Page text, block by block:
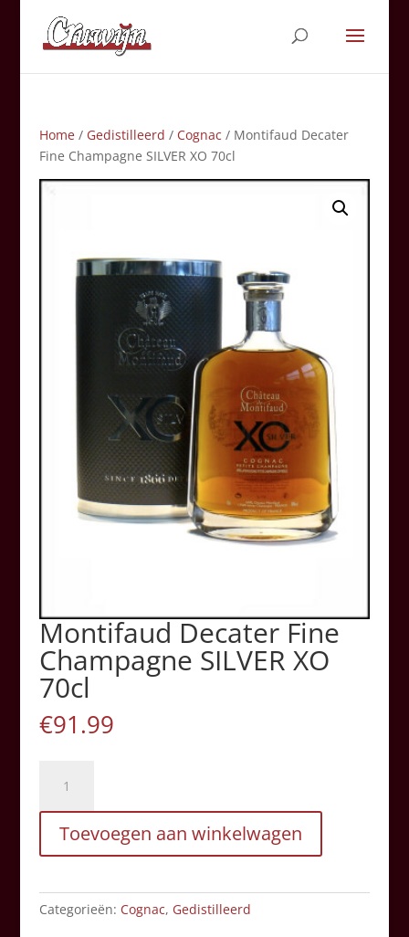
Home/ Gedistilleerd / Cognac / Montifaud Decater
Fine Champagne SILVER XO 70cl
Montifaud Decater Fine
Champagne SILVER XO
70cl
€91.99
Decater
Fine
Champagne
SILVER
70cl
aantal
Toevoegen aan winkelwagen
Categorieën: Cognac, Gedistilleerd